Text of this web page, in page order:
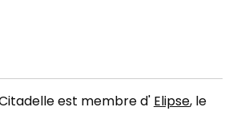
est membre d'Elipse, le